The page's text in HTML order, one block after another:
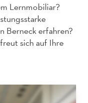
Lernmobiliar?
Berneck erfahren?
sich auf Ihre